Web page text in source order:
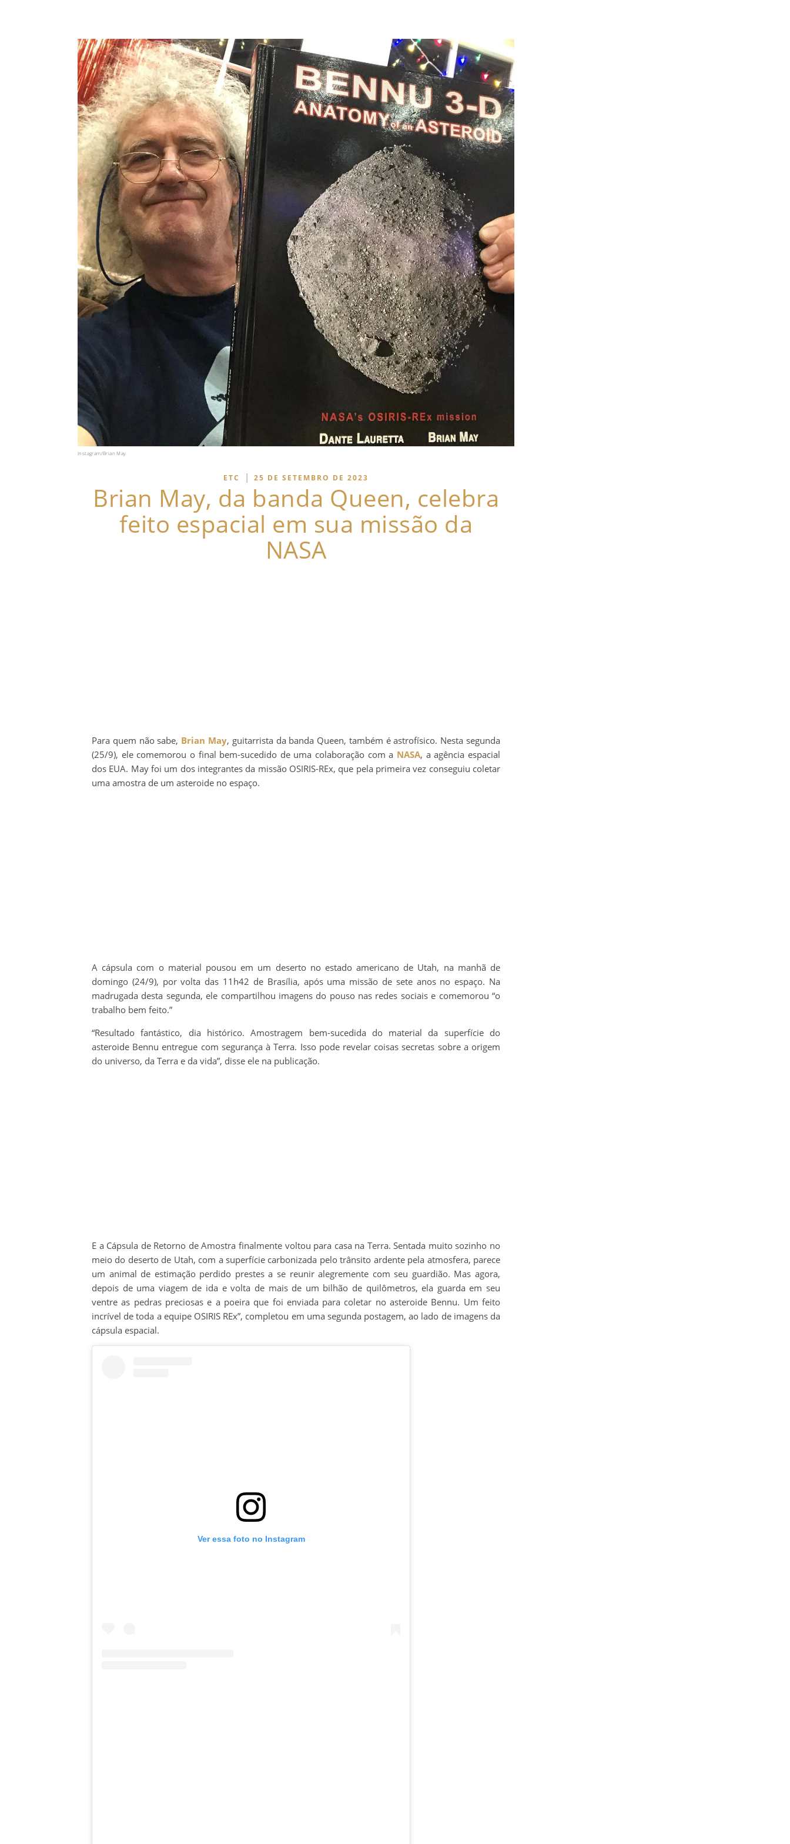
Instagram/Brian May
ETC | 25 DE SETEMBRO DE 2023
Brian May, da banda Queen, celebra
feito espacial em sua missão da
NASA
Para quem não sabe, Brian May, guitarrista da banda Queen, também é astrofísico. Nesta segunda
(25/9), ele comemorou o final bem-sucedido de uma colaboração com a NASA, a agência espacial
dos EUA. May foi um dos integrantes da missão OSIRIS-REx, que pela primeira vez conseguiu coletar
uma amostra de um asteroide no espaço.
A cápsula com o material pousou em um deserto no estado americano de Utah, na manhã de
domingo (24/9), por volta das 11h42 de Brasília, após uma missão de sete anos no espaço. Na
madrugada desta segunda, ele compartilhou imagens do pouso nas redes sociais e comemorou “o
trabalho bem feito.”
“Resultado fantástico, dia histórico. Amostragem bem-sucedida do material da superfície do
asteroide Bennu entregue com segurança à Terra. Isso pode revelar coisas secretas sobre a origem
do universo, da Terra e da vida”, disse ele na publicação.
E a Cápsula de Retorno de Amostra finalmente voltou para casa na Terra. Sentada muito sozinho no
meio do deserto de Utah, com a superfície carbonizada pelo trânsito ardente pela atmosfera, parece
um animal de estimação perdido prestes a se reunir alegremente com seu guardião. Mas agora,
depois de uma viagem de ida e volta de mais de um bilhão de quilômetros, ela guarda em seu
ventre as pedras preciosas e a poeira que foi enviada para coletar no asteroide Bennu. Um feito
incrível de toda a equipe OSIRIS REx”, completou em uma segunda postagem, ao lado de imagens da
cápsula espacial.
Ver essa foto no Instagram